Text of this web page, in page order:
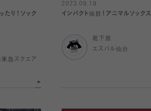
たり！ソック
急スクエア
2023.09.19
インパクト抜群！アニマルソックス
靴下屋
エスパル仙台